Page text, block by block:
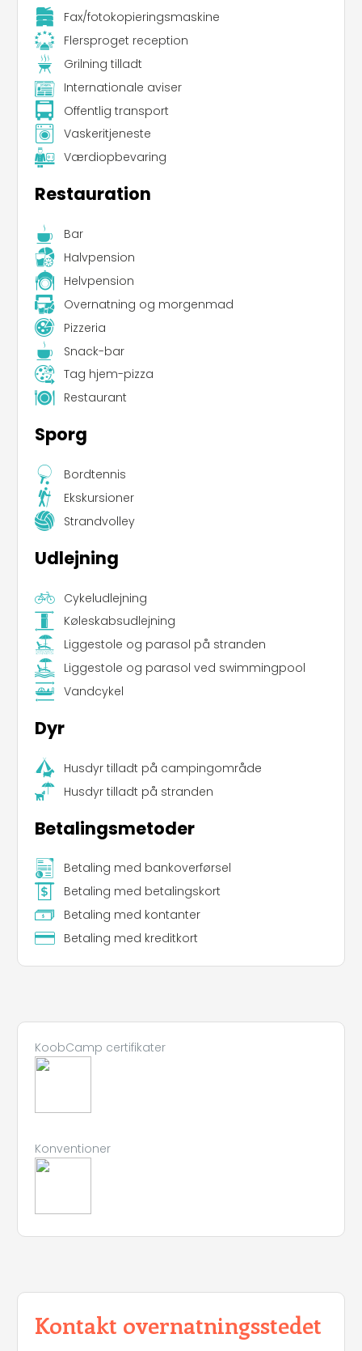
Fax/fotokopieringsmaskine
Flersproget reception
Grilning tilladt
Internationale aviser
Offentlig transport
Vaskeritjeneste
Værdiopbevaring
Restauration
Bar
Halvpension
Helvpension
Overnatning og morgenmad
Pizzeria
Snack-bar
Tag hjem-pizza
Restaurant
Sporg
Bordtennis
Ekskursioner
Strandvolley
Udlejning
Cykeludlejning
Køleskabsudlejning
Liggestole og parasol på stranden
Liggestole og parasol ved swimmingpool
Vandcykel
Dyr
Husdyr tilladt på campingområde
Husdyr tilladt på stranden
Betalingsmetoder
Betaling med bankoverførsel
Betaling med betalingskort
Betaling med kontanter
Betaling med kreditkort
KoobCamp certifikater
Konventioner
Kontakt overnatningsstedet